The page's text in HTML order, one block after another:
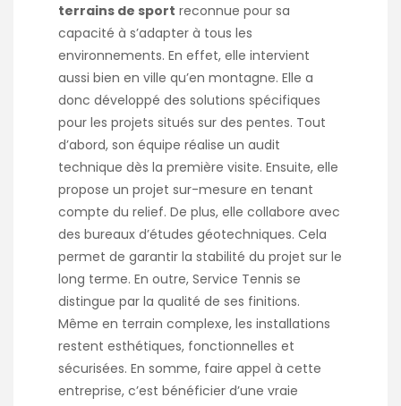
terrains de sport reconnue pour sa
capacité à s’adapter à tous les
environnements. En effet, elle intervient
aussi bien en ville qu’en montagne. Elle a
donc développé des solutions spécifiques
pour les projets situés sur des pentes. Tout
d’abord, son équipe réalise un audit
technique dès la première visite. Ensuite, elle
propose un projet sur-mesure en tenant
compte du relief. De plus, elle collabore avec
des bureaux d’études géotechniques. Cela
permet de garantir la stabilité du projet sur le
long terme. En outre, Service Tennis se
distingue par la qualité de ses finitions.
Même en terrain complexe, les installations
restent esthétiques, fonctionnelles et
sécurisées. En somme, faire appel à cette
entreprise, c’est bénéficier d’une vraie